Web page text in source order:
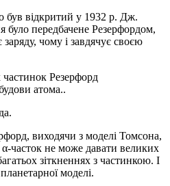
був відкритий у 1932 р. Дж.
було передбачене Резерфордом,
чому і завдячує своєю
частинок Резерфорд
атома..
виходячи з моделі Томсона,
часток не може давати великих
зіткненнях з частинкою. І
моделі.